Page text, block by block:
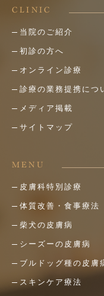
CLINIC
当院のご紹介
初診の方へ
オンライン診療
診療の業務提携につ
メディア掲載
サイトマップ
MENU
皮膚科特別診療
体質改善・食事療法
柴犬の皮膚病
シーズーの皮膚病
ブルドッグ種の皮膚
スキンケア療法